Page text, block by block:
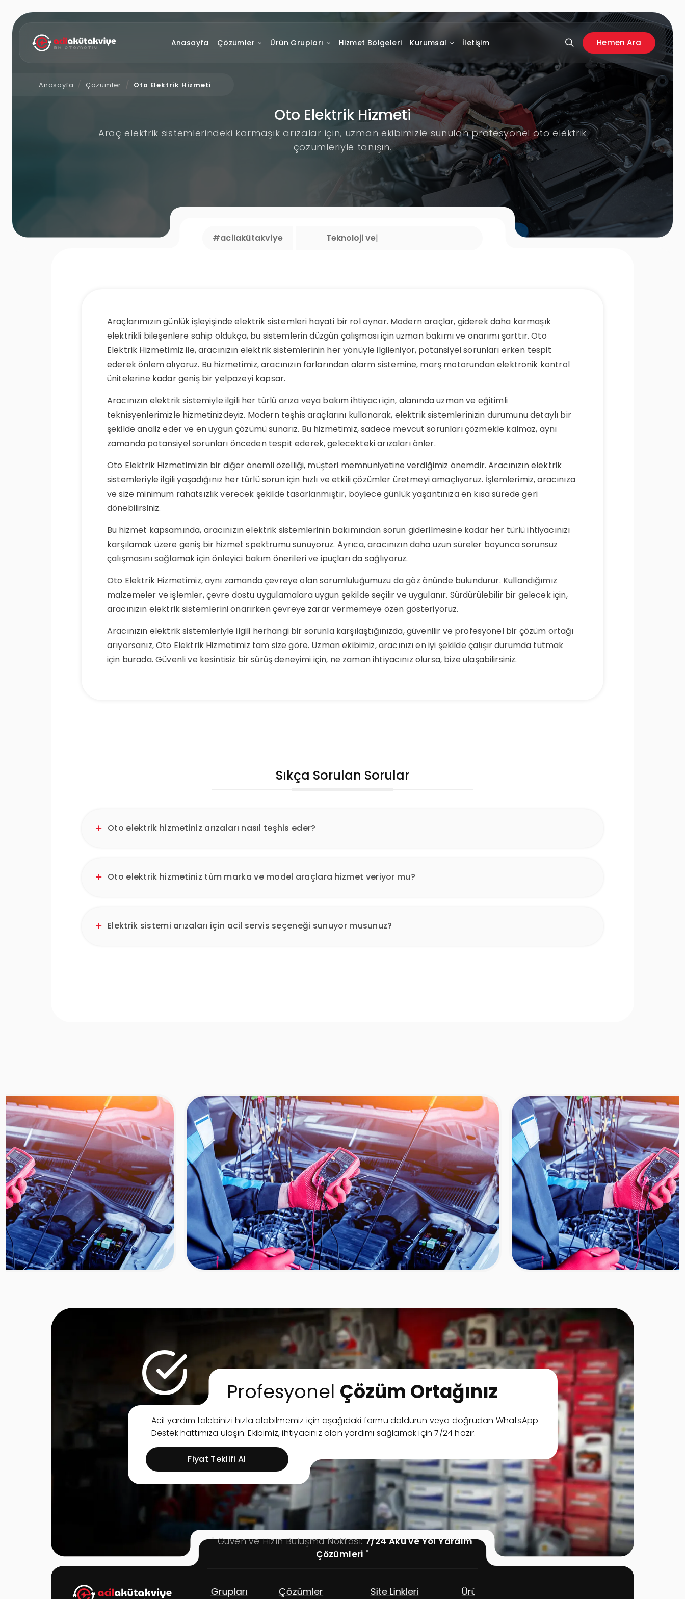
Hemen Ara
Anasayfa Çözümler Ürün Grupları Hizmet Bölgeleri Kurumsal İletişim
Oto Elektrik Hizmeti
Araç elektrik sistemlerindeki karmaşık arızalar için, uzman ekibimizle sunulan profesyonel oto elektrik
çözümleriyle tanışın.
Anasayfa Çözümler Oto Elektrik Hizmeti
#acilakütakviye Teknoloji ve İnovasyon
Araçlarımızın günlük işleyişinde elektrik sistemleri hayati bir rol oynar. Modern araçlar, giderek daha karmaşık
elektrikli bileşenlere sahip oldukça, bu sistemlerin düzgün çalışması için uzman bakımı ve onarımı şarttır. Oto
Elektrik Hizmetimiz ile, aracınızın elektrik sistemlerinin her yönüyle ilgileniyor, potansiyel sorunları erken tespit
ederek önlem alıyoruz. Bu hizmetimiz, aracınızın farlarından alarm sistemine, marş motorundan elektronik kontrol
ünitelerine kadar geniş bir yelpazeyi kapsar.
Aracınızın elektrik sistemiyle ilgili her türlü arıza veya bakım ihtiyacı için, alanında uzman ve eğitimli
teknisyenlerimizle hizmetinizdeyiz. Modern teşhis araçlarını kullanarak, elektrik sistemlerinizin durumunu detaylı bir
şekilde analiz eder ve en uygun çözümü sunarız. Bu hizmetimiz, sadece mevcut sorunları çözmekle kalmaz, aynı
zamanda potansiyel sorunları önceden tespit ederek, gelecekteki arızaları önler.
Oto Elektrik Hizmetimizin bir diğer önemli özelliği, müşteri memnuniyetine verdiğimiz önemdir. Aracınızın elektrik
sistemleriyle ilgili yaşadığınız her türlü sorun için hızlı ve etkili çözümler üretmeyi amaçlıyoruz. İşlemlerimiz, aracınıza
ve size minimum rahatsızlık verecek şekilde tasarlanmıştır, böylece günlük yaşantınıza en kısa sürede geri
dönebilirsiniz.
Bu hizmet kapsamında, aracınızın elektrik sistemlerinin bakımından sorun giderilmesine kadar her türlü ihtiyacınızı
karşılamak üzere geniş bir hizmet spektrumu sunuyoruz. Ayrıca, aracınızın daha uzun süreler boyunca sorunsuz
çalışmasını sağlamak için önleyici bakım önerileri ve ipuçları da sağlıyoruz.
Oto Elektrik Hizmetimiz, aynı zamanda çevreye olan sorumluluğumuzu da göz önünde bulundurur. Kullandığımız
malzemeler ve işlemler, çevre dostu uygulamalara uygun şekilde seçilir ve uygulanır. Sürdürülebilir bir gelecek için,
aracınızın elektrik sistemlerini onarırken çevreye zarar vermemeye özen gösteriyoruz.
Aracınızın elektrik sistemleriyle ilgili herhangi bir sorunla karşılaştığınızda, güvenilir ve profesyonel bir çözüm ortağı
arıyorsanız, Oto Elektrik Hizmetimiz tam size göre. Uzman ekibimiz, aracınızı en iyi şekilde çalışır durumda tutmak
için burada. Güvenli ve kesintisiz bir sürüş deneyimi için, ne zaman ihtiyacınız olursa, bize ulaşabilirsiniz.
Sıkça Sorulan Sorular
Oto elektrik hizmetiniz arızaları nasıl teşhis eder?
Oto elektrik hizmetiniz tüm marka ve model araçlara hizmet veriyor mu?
Elektrik sistemi arızaları için acil servis seçeneği sunuyor musunuz?
Profesyonel Çözüm Ortağınız
Acil yardım talebinizi hızla alabilmemiz için aşağıdaki formu doldurun veya doğrudan WhatsApp
Destek hattımıza ulaşın. Ekibimiz, ihtiyacınız olan yardımı sağlamak için 7/24 hazır.
Fiyat Teklifi Al
" Güven ve Hızın Buluşma Noktası:7/24 Akü ve Yol Yardım
Çözümleri "
Site Linkleri Ürün Grupları Çözümler Site Linkleri Ürün Grupları